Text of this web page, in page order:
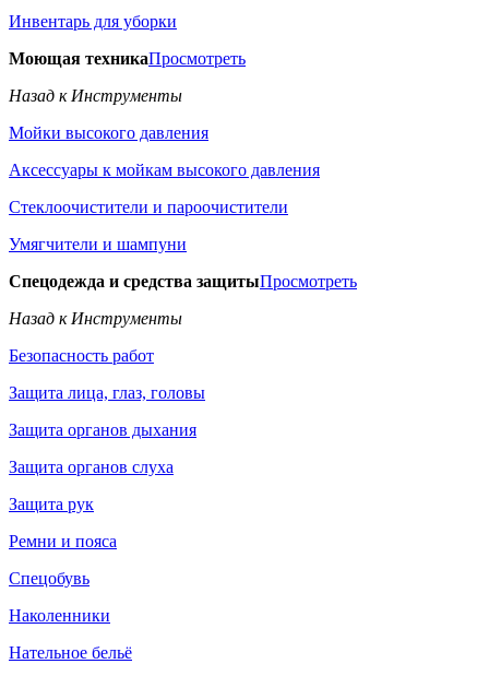
Инвентарь для уборки
Моющая техникаПросмотреть
Назад к Инструменты
Мойки высокого давления
Аксессуары к мойкам высокого давления
Стеклоочистители и пароочистители
Умягчители и шампуни
Спецодежда и средства защитыПросмотреть
Назад к Инструменты
Безопасность работ
Защита лица, глаз, головы
Защита органов дыхания
Защита органов слуха
Защита рук
Ремни и пояса
Спецобувь
Наколенники
Нательное бельё